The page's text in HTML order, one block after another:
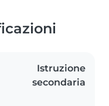
Istruzione
secondaria